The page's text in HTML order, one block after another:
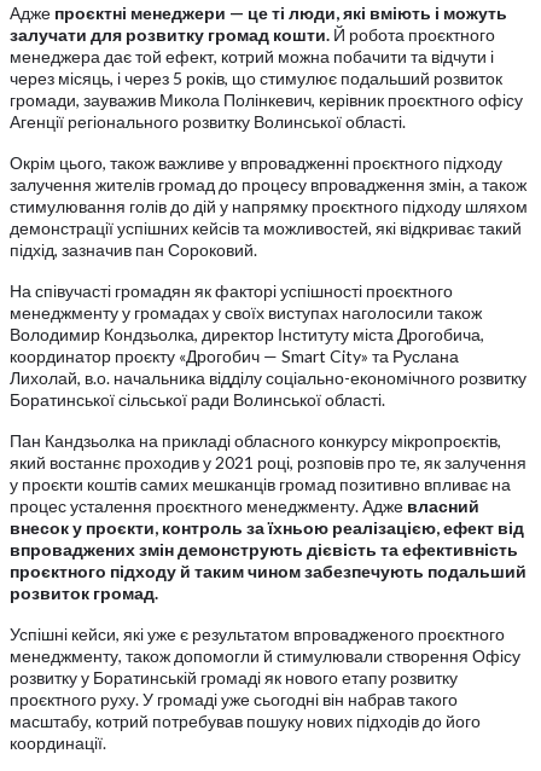
Адже проєктні менеджери — це ті люди, які вміють і можуть
залучати для розвитку громад кошти. Й робота проєктного
менеджера дає той ефект, котрий можна побачити та відчути і
через місяць, і через 5 років, що стимулює подальший розвиток
громади, зауважив Микола Полінкевич, керівник проєктного офісу
Агенції регіонального розвитку Волинської області.
Окрім цього, також важливе у впровадженні проєктного підходу
залучення жителів громад до процесу впровадження змін, а також
стимулювання голів до дій у напрямку проєктного підходу шляхом
демонстрації успішних кейсів та можливостей, які відкриває такий
підхід, зазначив пан Сороковий.
На співучасті громадян як факторі успішності проєктного
менеджменту у громадах у своїх виступах наголосили також
Володимир Кондзьолка, директор Інституту міста Дрогобича,
координатор проєкту «Дрогобич — Smart City» та Руслана
Лихолай, в.о. начальника відділу соціально-економічного розвитку
Боратинської сільської ради Волинської області.
Пан Кандзьолка на прикладі обласного конкурсу мікропроєктів,
який востаннє проходив у 2021 році, розповів про те, як залучення
у проєкти коштів самих мешканців громад позитивно впливає на
процес усталення проєктного менеджменту. Адже власний
внесок у проєкти, контроль за їхньою реалізацією, ефект від
впроваджених змін демонструють дієвість та ефективність
проєктного підходу й таким чином забезпечують подальший
розвиток громад.
Успішні кейси, які уже є результатом впровадженого проєктного
менеджменту, також допомогли й стимулювали створення Офісу
розвитку у Боратинській громаді як нового етапу розвитку
проєктного руху. У громаді уже сьогодні він набрав такого
масштабу, котрий потребував пошуку нових підходів до його
координації.